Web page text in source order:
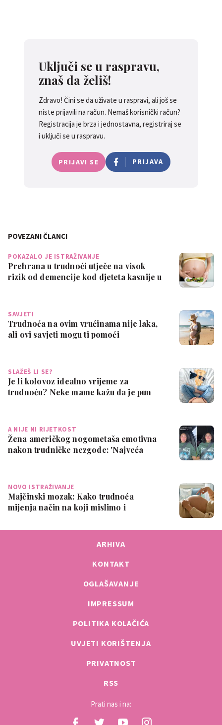
Uključi se u raspravu,
znaš da želiš!
Zdravo! Čini se da uživate u raspravi, ali još se
niste prijavili na račun. Nemaš korisnički račun?
Registracija je brza i jednostavna, registriraj se
i uključi se u raspravu.
PRIJAVI SE PRIJAVA
POVEZANI ČLANCI
POKAZALO JE ISTRAŽIVANJE
Prehrana u trudnoći utječe na visok
rizik od demencije kod djeteta kasnije u
SAVJETI
Trudnoća na ovim vrućinama nije laka,
ali ovi savjeti mogu ti pomoći
SLAŽEŠ LI SE?
Je li kolovoz idealno vrijeme za
trudnoću? Neke mame kažu da je pun
A NIJE NI RIJETKOST
Žena američkog nogometaša emotivna
nakon trudničke nezgode: 'Najveća
NOVO ISTRAŽIVANJE
Majčinski mozak: Kako trudnoća
mijenja način na koji mislimo i
ARHIVA
KONTAKT
OGLAŠAVANJE
IMPRESSUM
POLITIKA KOLAČIĆA
UVJETI KORIŠTENJA
PRIVATNOST
RSS
Prati nas i na: